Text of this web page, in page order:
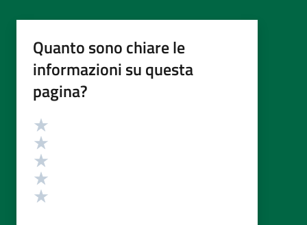
Quanto sono chiare le
informazioni su questa
pagina?
Valutazione